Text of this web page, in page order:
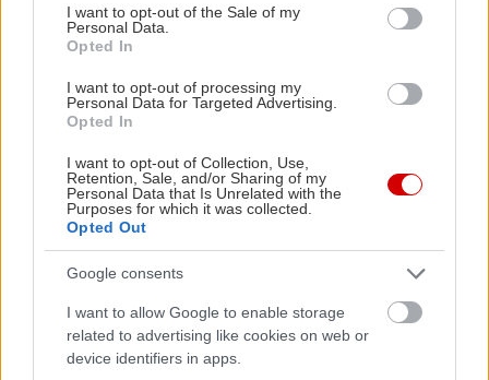
consent section.
I want to opt-out of the Sale of my
Personal Data.
Opted In
I want to opt-out of processing my
Personal Data for Targeted Advertising.
Opted In
I want to opt-out of Collection, Use,
Retention, Sale, and/or Sharing of my
Personal Data that Is Unrelated with the
Purposes for which it was collected.
Opted Out
Google consents
I want to allow Google to enable storage
related to advertising like cookies on web or
device identifiers in apps.
Αργεντινής κάνει τον επιχειρηματία στην Κούβα
και κινεί τις υποψίες συμπατριώτη του – πολιτικού
κρατούμενου της ουρουγουανής δικτατορίας.
Αυτός ο τελευταίος τυγχάνει και ερωτευμένος με
Ευρώπη. Ακολουθεί ανθρωποκυνηγητό,
αλλεπάλληλες ανατροπές (οι καλοί είναι κακοί, οι
κακοί είναι καλοί και ξανά πάλι τούμπαλιν) και
συγκλονιστικές αποκαλύψεις που κάνουν την
ιστορία να διαβάζεται απνευστί. Έχει και
ενδιαφέρουσες –αν και συχνά σκληρές– ιστορικές
λεπτομέρειες για τις δικτατορίες της Λατινικής